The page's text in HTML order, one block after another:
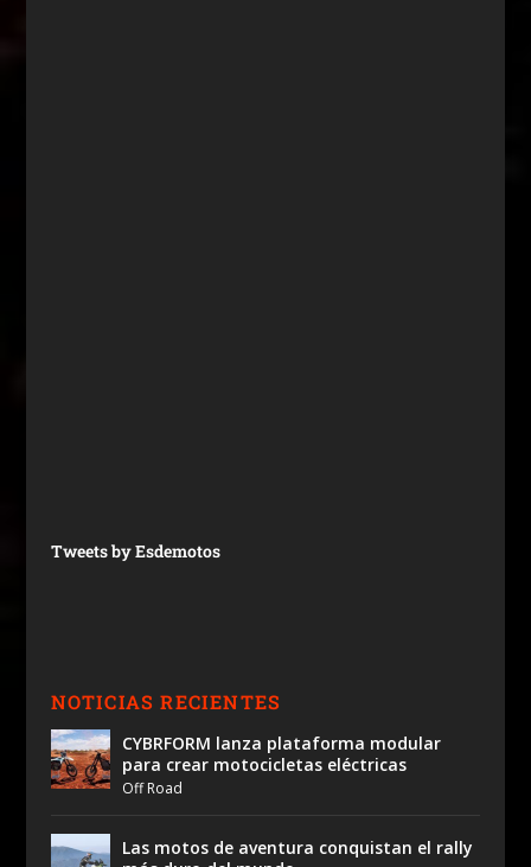
Tweets by Esdemotos
NOTICIAS RECIENTES
CYBRFORM lanza plataforma modular
para crear motocicletas eléctricas
Off Road
Las motos de aventura conquistan el rally